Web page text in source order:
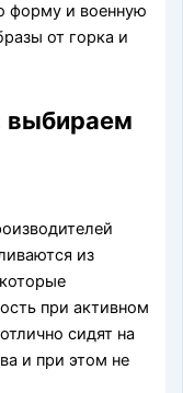
форму и военную
от горка и
выбираем
из
при активном
сидят на
и при этом не